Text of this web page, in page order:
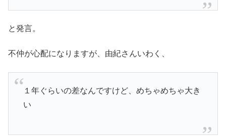
と発言。
不仲が心配になりますが、由紀さんいわく、
１年ぐらいの差なんですけど、めちゃめちゃ大き
い